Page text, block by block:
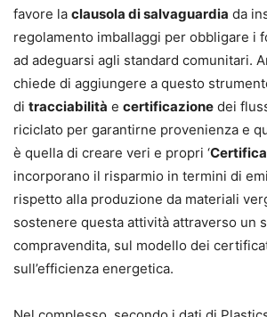
favore la clausola di salvaguardia da
regolamento imballaggi per obbligare i
ad adeguarsi agli standard comunitari.
chiede di aggiungere a questo
di tracciabilità e certificazione dei
riciclato per garantirne provenienza e
è quella di creare veri e propri ‘
incorporano il risparmio in termini di
rispetto alla produzione da materiali
sostenere questa attività attraverso un
compravendita, sul modello dei
sull’efficienza energetica.